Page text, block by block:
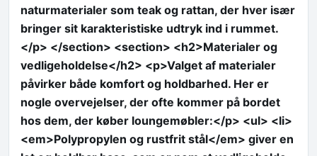
naturmaterialer som teak og rattan, der hver især
bringer sit karakteristiske udtryk ind i rummet.
</p> </section> <section> <h2>Materialer og
vedligeholdelse</h2> <p>Valget af materialer
påvirker både komfort og holdbarhed. Her er
nogle overvejelser, der ofte kommer på bordet
hos dem, der køber loungemøbler:</p> <ul> <li>
<em>Polypropylen og rustfrit stål</em> giver en